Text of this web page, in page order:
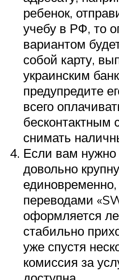
ребенок,
учебу в РФ, то
вариантом
собой карту,
украинским
предупредите
всего
бесконтактным
снимать
Если вам нужно
довольно
переводами
оформляется
стабильно
уже спустя
комиссия за